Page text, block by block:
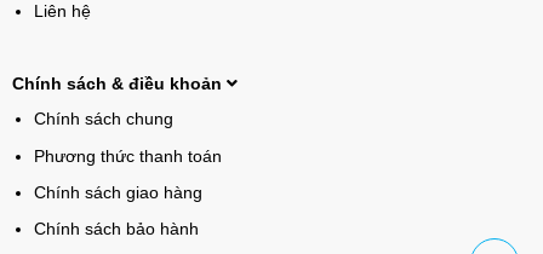
Liên hệ
Chính sách & điều khoản
Chính sách chung
Phương thức thanh toán
Chính sách giao hàng
Chính sách bảo hành